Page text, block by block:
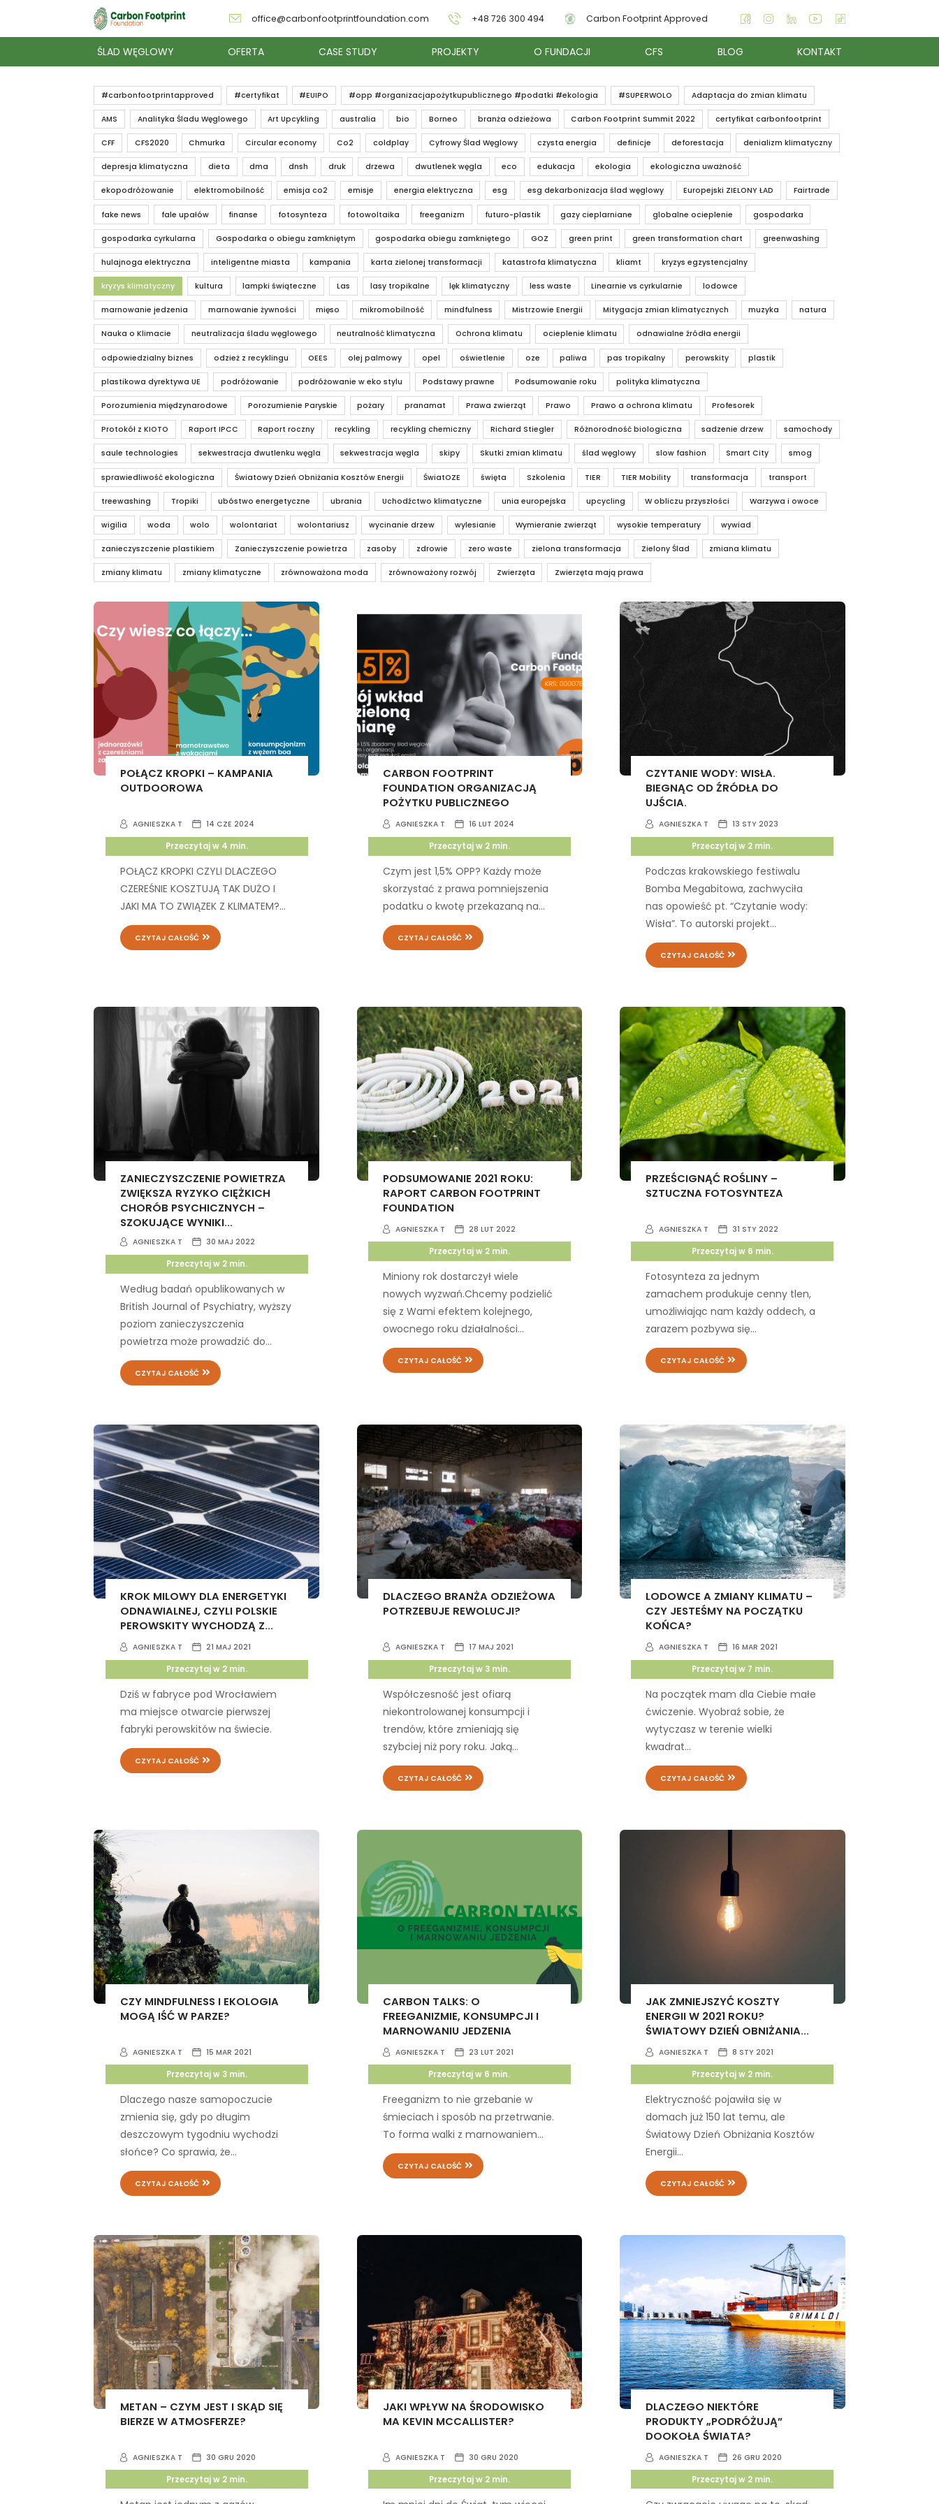
office@carbonfootprintfoundation.com +48 726 300 494 Carbon Footprint Approved
ŚLAD WĘGLOWY OFERTA CASE STUDY PROJEKTY O FUNDACJI CFS BLOG KONTAKT
#carbonfootprintapproved #certyfikat #EUIPO #opp #organizacjapożytkupublicznego #podatki #ekologia #SUPERWOLO Adaptacja do zmian klimatu
AMS Analityka Śladu Węglowego Art Upcykling australia bio Borneo branża odzieżowa Carbon Footprint Summit 2022 certyfikat carbonfootprint
CFF CFS2020 Chmurka Circular economy Co2 coldplay Cyfrowy Ślad Węglowy czysta energia definicje deforestacja denializm klimatyczny
depresja klimatyczna dieta dma dnsh druk drzewa dwutlenek węgla eco edukacja ekologia ekologiczna uważność
ekopodróżowanie elektromobilność emisja co2 emisje energia elektryczna esg esg dekarbonizacja ślad węglowy Europejski ZIELONY ŁAD Fairtrade
fake news fale upałów finanse fotosynteza fotowoltaika freeganizm futuro-plastik gazy cieplarniane globalne ocieplenie gospodarka
gospodarka cyrkularna Gospodarka o obiegu zamkniętym gospodarka obiegu zamkniętego GOZ green print green transformation chart greenwashing
hulajnoga elektryczna inteligentne miasta kampania karta zielonej transformacji katastrofa klimatyczna kliamt kryzys egzystencjalny
kryzys klimatyczny kultura lampki świąteczne Las lasy tropikalne lęk klimatyczny less waste Linearnie vs cyrkularnie lodowce
marnowanie jedzenia marnowanie żywności mięso mikromobilność mindfulness Mistrzowie Energii Mitygacja zmian klimatycznych muzyka natura
Nauka o Klimacie neutralizacja śladu węglowego neutralność klimatyczna Ochrona klimatu ocieplenie klimatu odnawialne źródła energii
odpowiedzialny biznes odzież z recyklingu OEES olej palmowy opel oświetlenie oze paliwa pas tropikalny perowskity plastik
plastikowa dyrektywa UE podróżowanie podróżowanie w eko stylu Podstawy prawne Podsumowanie roku polityka klimatyczna
Porozumienia międzynarodowe Porozumienie Paryskie pożary pranamat Prawa zwierząt Prawo Prawo a ochrona klimatu Profesorek
Protokół z KIOTO Raport IPCC Raport roczny recykling recykling chemiczny Richard Stiegler Różnorodność biologiczna sadzenie drzew samochody
saule technologies sekwestracja dwutlenku węgla sekwestracja węgla skipy Skutki zmian klimatu ślad węglowy slow fashion Smart City smog
sprawiedliwość ekologiczna Światowy Dzień Obniżania Kosztów Energii ŚwiatOZE święta Szkolenia TIER TIER Mobility transformacja transport
treewashing Tropiki ubóstwo energetyczne ubrania Uchodźctwo klimatyczne unia europejska upcycling W obliczu przyszłości Warzywa i owoce
wigilia woda wolo wolontariat wolontariusz wycinanie drzew wylesianie Wymieranie zwierząt wysokie temperatury wywiad
zanieczyszczenie plastikiem Zanieczyszczenie powietrza zasoby zdrowie zero waste zielona transformacja Zielony Ślad zmiana klimatu
zmiany klimatu zmiany klimatyczne zrównoważona moda zrównoważony rozwój Zwierzęta Zwierzęta mają prawa
POŁĄCZ KROPKI – KAMPANIA
OUTDOOROWA
AGNIESZKA T 14 CZE 2024
Przeczytaj w 4 min.
POŁĄCZ KROPKI CZYLI DLACZEGO
CZEREŚNIE KOSZTUJĄ TAK DUŻO I
JAKI MA TO ZWIĄZEK Z KLIMATEM?...
CZYTAJ CAŁOŚĆ
CARBON FOOTPRINT
FOUNDATION ORGANIZACJĄ
POŻYTKU PUBLICZNEGO
AGNIESZKA T 16 LUT 2024
Przeczytaj w 2 min.
Czym jest 1,5% OPP? Każdy może
skorzystać z prawa pomniejszenia
podatku o kwotę przekazaną na...
CZYTAJ CAŁOŚĆ
CZYTANIE WODY: WISŁA.
BIEGNĄC OD ŹRÓDŁA DO
UJŚCIA.
AGNIESZKA T 13 STY 2023
Przeczytaj w 2 min.
Podczas krakowskiego festiwalu
Bomba Megabitowa, zachwyciła
nas opowieść pt. “Czytanie wody:
Wisła”. To autorski projekt...
CZYTAJ CAŁOŚĆ
ZANIECZYSZCZENIE POWIETRZA
ZWIĘKSZA RYZYKO CIĘŻKICH
CHORÓB PSYCHICZNYCH –
SZOKUJĄCE WYNIKI...
AGNIESZKA T 30 MAJ 2022
Przeczytaj w 2 min.
Według badań opublikowanych w
British Journal of Psychiatry, wyższy
poziom zanieczyszczenia
powietrza może prowadzić do...
CZYTAJ CAŁOŚĆ
PODSUMOWANIE 2021 ROKU:
RAPORT CARBON FOOTPRINT
FOUNDATION
AGNIESZKA T 28 LUT 2022
Przeczytaj w 2 min.
Miniony rok dostarczył wiele
nowych wyzwań.Chcemy podzielić
się z Wami efektem kolejnego,
owocnego roku działalności...
CZYTAJ CAŁOŚĆ
PRZEŚCIGNĄĆ ROŚLINY –
SZTUCZNA FOTOSYNTEZA
AGNIESZKA T 31 STY 2022
Przeczytaj w 6 min.
Fotosynteza za jednym
zamachem produkuje cenny tlen,
umożliwiając nam każdy oddech, a
zarazem pozbywa się...
CZYTAJ CAŁOŚĆ
KROK MILOWY DLA ENERGETYKI
ODNAWIALNEJ, CZYLI POLSKIE
PEROWSKITY WYCHODZĄ Z...
AGNIESZKA T 21 MAJ 2021
Przeczytaj w 2 min.
Dziś w fabryce pod Wrocławiem
ma miejsce otwarcie pierwszej
fabryki perowskitów na świecie.
CZYTAJ CAŁOŚĆ
DLACZEGO BRANŻA ODZIEŻOWA
POTRZEBUJE REWOLUCJI?
AGNIESZKA T 17 MAJ 2021
Przeczytaj w 3 min.
Współczesność jest ofiarą
niekontrolowanej konsumpcji i
trendów, które zmieniają się
szybciej niż pory roku. Jaką...
CZYTAJ CAŁOŚĆ
LODOWCE A ZMIANY KLIMATU –
CZY JESTEŚMY NA POCZĄTKU
KOŃCA?
AGNIESZKA T 16 MAR 2021
Przeczytaj w 7 min.
Na początek mam dla Ciebie małe
ćwiczenie. Wyobraź sobie, że
wytyczasz w terenie wielki
kwadrat...
CZYTAJ CAŁOŚĆ
CZY MINDFULNESS I EKOLOGIA
MOGĄ IŚĆ W PARZE?
AGNIESZKA T 15 MAR 2021
Przeczytaj w 3 min.
Dlaczego nasze samopoczucie
zmienia się, gdy po długim
deszczowym tygodniu wychodzi
słońce? Co sprawia, że...
CZYTAJ CAŁOŚĆ
CARBON TALKS: O
FREEGANIZMIE, KONSUMPCJI I
MARNOWANIU JEDZENIA
AGNIESZKA T 23 LUT 2021
Przeczytaj w 6 min.
Freeganizm to nie grzebanie w
śmieciach i sposób na przetrwanie.
To forma walki z marnowaniem...
CZYTAJ CAŁOŚĆ
JAK ZMNIEJSZYĆ KOSZTY
ENERGII W 2021 ROKU?
ŚWIATOWY DZIEŃ OBNIŻANIA...
AGNIESZKA T 8 STY 2021
Przeczytaj w 2 min.
Elektryczność pojawiła się w
domach już 150 lat temu, ale
Światowy Dzień Obniżania Kosztów
Energii...
CZYTAJ CAŁOŚĆ
METAN – CZYM JEST I SKĄD SIĘ
BIERZE W ATMOSFERZE?
AGNIESZKA T 30 GRU 2020
Przeczytaj w 2 min.
JAKI WPŁYW NA ŚRODOWISKO
MA KEVIN MCCALLISTER?
AGNIESZKA T 30 GRU 2020
Przeczytaj w 2 min.
DLACZEGO NIEKTÓRE
PRODUKTY „PODRÓŻUJĄ”
DOOKOŁA ŚWIATA?
AGNIESZKA T 26 GRU 2020
Przeczytaj w 2 min.